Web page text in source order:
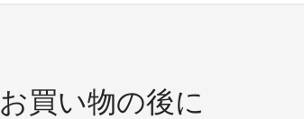
お買い物の後に